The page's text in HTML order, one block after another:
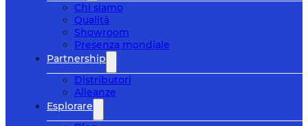
Chi siamo
Qualità
Showroom
Presenza mondiale
Partnership
Distributori
Alleanze
Esplorare